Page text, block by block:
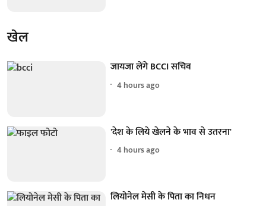
खेल
जायजा लेंगे BCCI सचिव
4 hours ago
'देश के लिये खेलने के भाव से उतरना'
4 hours ago
लियोनेल मेसी के पिता का निधन